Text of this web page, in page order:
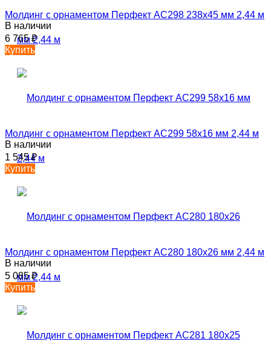
Молдинг с орнаментом Перфект AC298 238х45 мм 2,44 м
В наличии
6 765₽
Купить
Молдинг с орнаментом Перфект AC299 58х16 мм 2,44 м
В наличии
1 545₽
Купить
Молдинг с орнаментом Перфект AC280 180х26 мм 2,44 м
В наличии
5 085₽
Купить